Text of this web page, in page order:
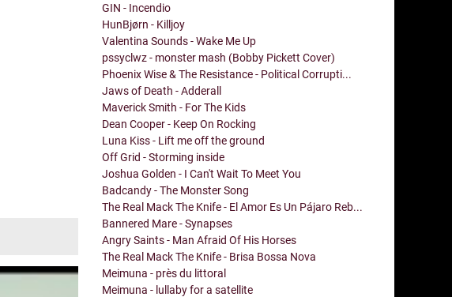
GIN - Incendio
HunBjørn - Killjoy
Valentina Sounds - Wake Me Up
pssyclwz - monster mash (Bobby Pickett Cover)
Phoenix Wise & The Resistance - Political Corrupti...
Jaws of Death - Adderall
Maverick Smith - For The Kids
Dean Cooper - Keep On Rocking
Luna Kiss - Lift me off the ground
Off Grid - Storming inside
Joshua Golden - I Can't Wait To Meet You
Badcandy - The Monster Song
The Real Mack The Knife - El Amor Es Un Pájaro Reb...
Bannered Mare - Synapses
Angry Saints - Man Afraid Of His Horses
The Real Mack The Knife - Brisa Bossa Nova
Meimuna - près du littoral
Meimuna - lullaby for a satellite